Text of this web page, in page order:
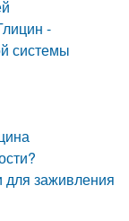
-
системы
заживления